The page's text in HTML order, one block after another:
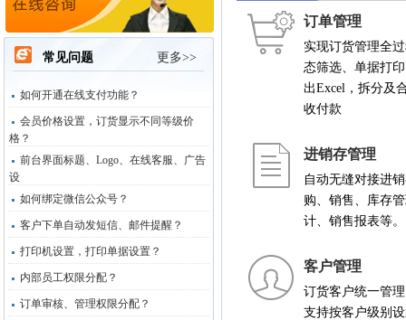
常见问题 更多>>
如何开通在线支付功能？
会员价格设置，订货显示不同等级价
格？
前台界面标题、Logo、在线客服、广告
设
如何绑定微信公众号？
客户下单自动发短信、邮件提醒？
打印机设置，打印单据设置？
内部员工权限分配？
订单审核、管理权限分配？
订单管理
实现订货管理全
态筛选、单据打
出Excel，拆分及
收付款
进销存管理
自动无缝对接进
购、销售、库存
计、销售报表等。
客户管理
订货客户统一管
支持按客户级别